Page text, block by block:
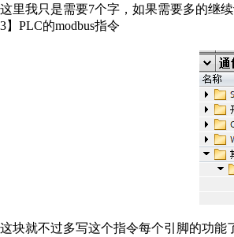
这里我只是需要7个字，如果需要多的继续
3】PLC的modbus指令
这块就不过多写这个指令每个引脚的功